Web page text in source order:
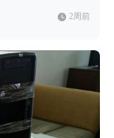
2周前